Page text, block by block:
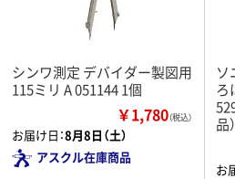
シンワ測定 デバイダー製図用
115ミリ A 051144 1個
￥1,780（税込）
お届け日：8月8日（土）
アスクル在庫商品
ソ
ろ
品）
お